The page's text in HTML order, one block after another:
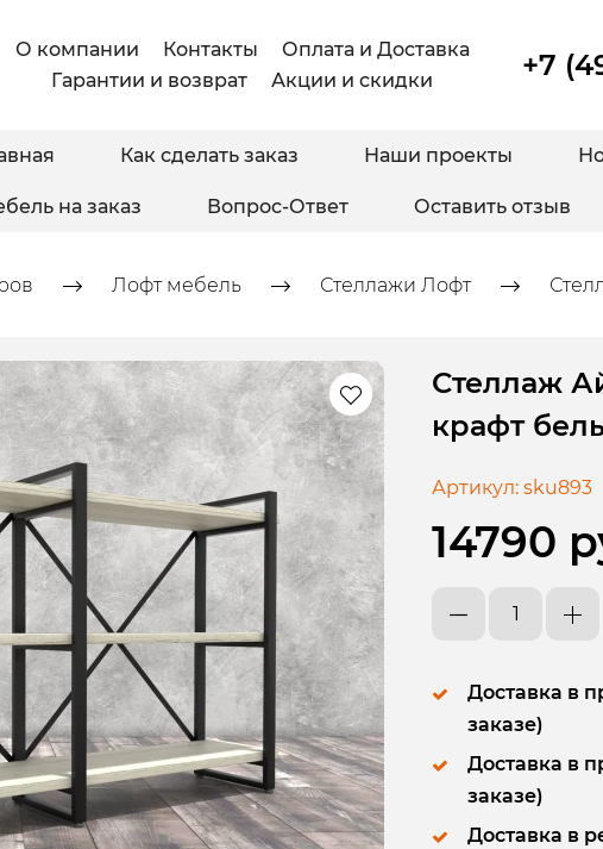
О компании Контакты
Оплата и Доставка
Гарантии и возврат
Акции и скидки +7
Как сделать заказ Наши проекты
на заказ Вопрос-Ответ Оставить отзыв
Лофт мебель Стеллажи Лофт
Стеллаж
крафт
Артикул: sku893
14790
Доставка в
заказе)
Доставка в
заказе)
Доставка в